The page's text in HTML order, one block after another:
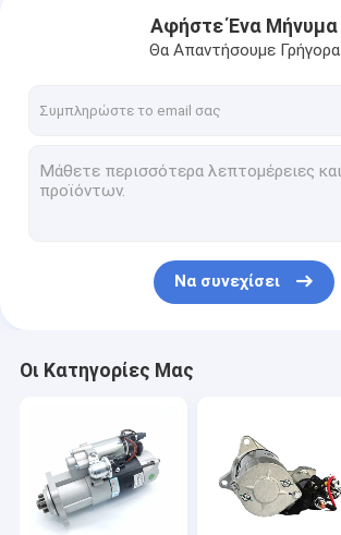
Σχετικά με εμάς
Μηχανή εκκίνησης αυτοκινήτου
Ηλεκτρικός κινητήρας εκκίνησης
Μηχανή αυτοεκκίνησης
Μίζα κινητήρα ντίζελ
Ξεκινητήρας κινητήρα αυτοκινήτου
Αφήστε Ένα Μήνυμα
Θα Απαντήσουμε Γρήγορα
Να συνεχίσει
Οι Κατηγορίες Μας